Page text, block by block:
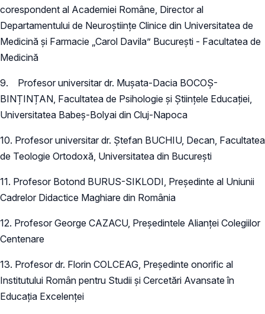
corespondent al Academiei Române, Director al
Departamentului de Neuroștiințe Clinice din Universitatea de
Medicină și Farmacie „Carol Davila” București - Facultatea de
Medicină
9. Profesor universitar dr. Mușata-Dacia BOCOȘ-
BINȚINȚAN, Facultatea de Psihologie și Științele Educației,
Universitatea Babeș-Bolyai din Cluj-Napoca
10. Profesor universitar dr. Ștefan BUCHIU, Decan, Facultatea
de Teologie Ortodoxă, Universitatea din București
11. Profesor Botond BURUS-SIKLODI, Președinte al Uniunii
Cadrelor Didactice Maghiare din România
12. Profesor George CAZACU, Președintele Alianței Colegiilor
Centenare
13. Profesor dr. Florin COLCEAG, Președinte onorific al
Institutului Român pentru Studii şi Cercetări Avansate în
Educația Excelenței